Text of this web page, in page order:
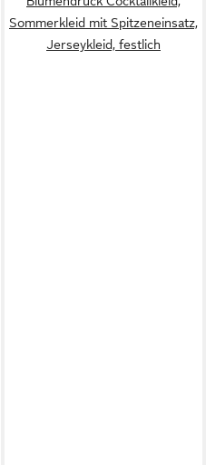
Sommerkleid mit Spitzeneinsatz,
Jerseykleid, festlich